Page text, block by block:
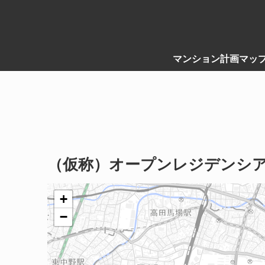
マンション計画マッ
（仮称）オープンレジデンシ
+
−